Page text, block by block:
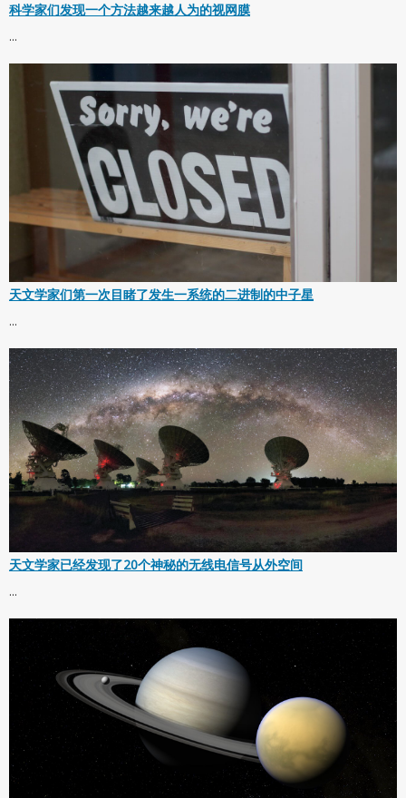
科学家们发现一个方法越来越人为的视网膜
...
天文学家们第一次目睹了发生一系统的二进制的中子星
...
天文学家已经发现了20个神秘的无线电信号从外空间
...